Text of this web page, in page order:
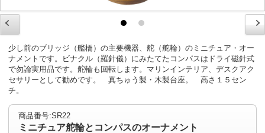
少し前のブリッジ（艦橋）の主要機器、舵（舵輪）のミニチュア・オー
ナメントです。ビナクル（羅針儀）にみたてたコンパスはドライ磁針式
で勿論実用品です。舵輪も回転します。マリンインテリア、デスクアク
セサリーとして勧めです。 真ちゅう製・木製台座。 高さ１５セン
チ。
商品番号:SR22
ミニチュア舵輪とコンパスのオーナメント